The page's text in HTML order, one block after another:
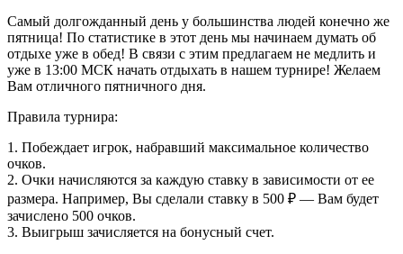
Самый долгожданный день у большинства людей конечно же
пятница! По статистике в этот день мы начинаем думать об
отдыхе уже в обед! В связи с этим предлагаем не медлить и
уже в 13:00 МСК начать отдыхать в нашем турнире! Желаем
Вам отличного пятничного дня.
Правила турнира:
1. Побеждает игрок, набравший максимальное количество
очков.
2. Очки начисляются за каждую ставку в зависимости от ее
размера. Например, Вы сделали ставку в 500 ₽ — Вам будет
зачислено 500 очков.
3. Выигрыш зачисляется на бонусный счет.